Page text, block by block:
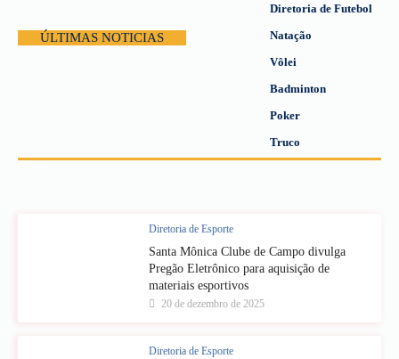
ÚLTIMAS NOTICIAS
Diretoria de Futebol
Natação
Vôlei
Badminton
Poker
Truco
Diretoria de Esporte
Santa Mônica Clube de Campo divulga
Pregão Eletrônico para aquisição de
materiais esportivos
20 de dezembro de 2025
Diretoria de Esporte